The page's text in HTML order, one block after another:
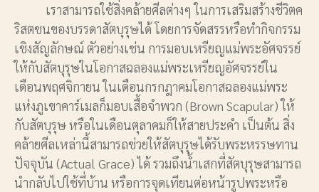
เราสามารถใช้สิ่งคล้ายศีลต่างๆ ในการเสริมสร้างชีวิตค
ริสตชนของบรรดาสัตบุรุษได้ โดยการจัดสรรหรือทำกิจกรรม
เชิงสัญลักษณ์ ตัวอย่างเช่น การมอบเหรียญแม่พระอัศจรรย์
ให้กับสัตบุรุษในโอกาสฉลองแม่พระเหรียญอัศจรรย์ใน
เดือนพฤศจิกายน ในเดือนกรกฎาคมโอกาสฉลองแม่พระ
แห่งภูเขาคาร์เมลก็มอบเสื้อจำพวก (Brown Scapular) ให้
กับสัตบุรุษ หรือในเดือนตุลาคมก็ให้สายประคำ เป็นต้น สิ่ง
คล้ายศีลเหล่านี้สามารถช่วยให้สัตบุรุษได้รับพระหรรษทาน
ปัจจุบัน (Actual Grace) ได้ รวมถึงน้ำเสกที่สัตบุรุษสามารถ
นำกลับไปใช้ที่บ้าน หรือการจุดเทียนต่อหน้ารูปพระหรือ